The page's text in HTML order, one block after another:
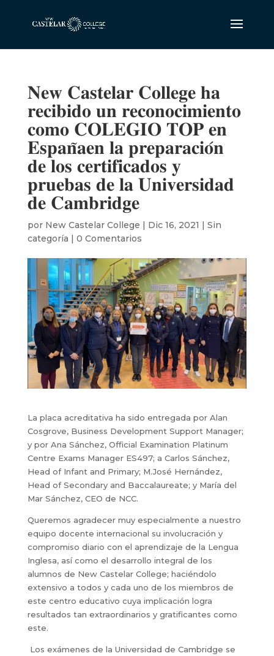
𝐍𝐞𝐰 𝐂𝐚𝐬𝐭𝐞𝐥𝐚𝐫 𝐂𝐨𝐥𝐥𝐞𝐠𝐞 𝐡𝐚
𝐫𝐞𝐜𝐢𝐛𝐢𝐝𝐨 𝐮𝐧 𝐫𝐞𝐜𝐨𝐧𝐨𝐜𝐢𝐦𝐢𝐞𝐧𝐭𝐨
𝐜𝐨𝐦𝐨 𝐂𝐎𝐋𝐄𝐆𝐈𝐎 𝐓𝐎𝐏 𝐞𝐧
𝐄𝐬𝐩𝐚𝐧̃𝐚𝐞𝐧 𝐥𝐚 𝐩𝐫𝐞𝐩𝐚𝐫𝐚𝐜𝐢𝐨́𝐧
𝐝𝐞 𝐥𝐨𝐬 𝐜𝐞𝐫𝐭𝐢𝐟𝐢𝐜𝐚𝐝𝐨𝐬 𝐲
𝐩𝐫𝐮𝐞𝐛𝐚𝐬 𝐝𝐞 𝐥𝐚 𝐔𝐧𝐢𝐯𝐞𝐫𝐬𝐢𝐝𝐚𝐝
𝐝𝐞 𝐂𝐚𝐦𝐛𝐫𝐢𝐝𝐠𝐞
por New Castelar College | Dic 16, 2021 | Sin
categoría | 0 Comentarios
La placa acreditativa ha sido entregada por Alan
Cosgrove, Business Development Support Manager;
y por Ana Sánchez, Official Examination Platinum
Centre Exams Manager ES497; a Carlos Sánchez,
Head of Infant and Primary; M.José Hernández,
Head of Secondary and Baccalaureate; y María del
Mar Sánchez, CEO de NCC.
Queremos agradecer muy especialmente a nuestro
equipo docente internacional su involucración y
compromiso diario con el aprendizaje de la Lengua
Inglesa, así como el desarrollo integral de los
alumnos de New Castelar College; haciéndolo
extensivo a todos y cada uno de los miembros de
este centro educativo cuya implicación logra
resultados tan extraordinarios y gratificantes como
este.
Los exámenes de la Universidad de Cambridge se